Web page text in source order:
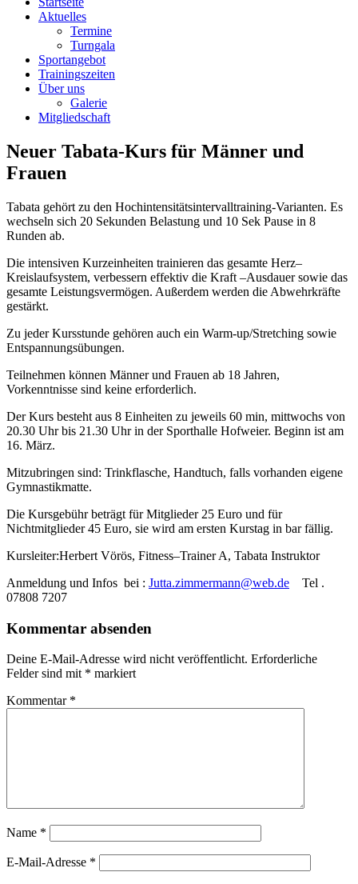
Aktuelles
Termine
Turngala
Sportangebot
Trainingszeiten
Über uns
Galerie
Mitgliedschaft
Neuer Tabata-Kurs für Männer und
Frauen
Tabata gehört zu den Hochintensitätsintervalltraining-Varianten. Es
wechseln sich 20 Sekunden Belastung und 10 Sek Pause in 8
Runden ab.
Die intensiven Kurzeinheiten trainieren das gesamte Herz–
Kreislaufsystem, verbessern effektiv die Kraft –Ausdauer sowie das
gesamte Leistungsvermögen. Außerdem werden die Abwehrkräfte
gestärkt.
Zu jeder Kursstunde gehören auch ein Warm-up/Stretching sowie
Entspannungsübungen.
Teilnehmen können Männer und Frauen ab 18 Jahren,
Vorkenntnisse sind keine erforderlich.
Der Kurs besteht aus 8 Einheiten zu jeweils 60 min, mittwochs von
20.30 Uhr bis 21.30 Uhr in der Sporthalle Hofweier. Beginn ist am
16. März.
Mitzubringen sind: Trinkflasche, Handtuch, falls vorhanden eigene
Gymnastikmatte.
Die Kursgebühr beträgt für Mitglieder 25 Euro und für
Nichtmitglieder 45 Euro, sie wird am ersten Kurstag in bar fällig.
Kursleiter:Herbert Vörös, Fitness–Trainer A, Tabata Instruktor
Anmeldung und Infos bei : Jutta.zimmermann@web.de Tel .
07808 7207
Kommentar absenden
Deine E-Mail-Adresse wird nicht veröffentlicht. Erforderliche
Felder sind mit * markiert
Kommentar *
Name *
E-Mail-Adresse *